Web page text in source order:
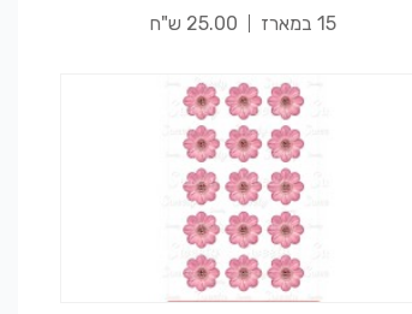
15 במארז 25.00 ש"ח